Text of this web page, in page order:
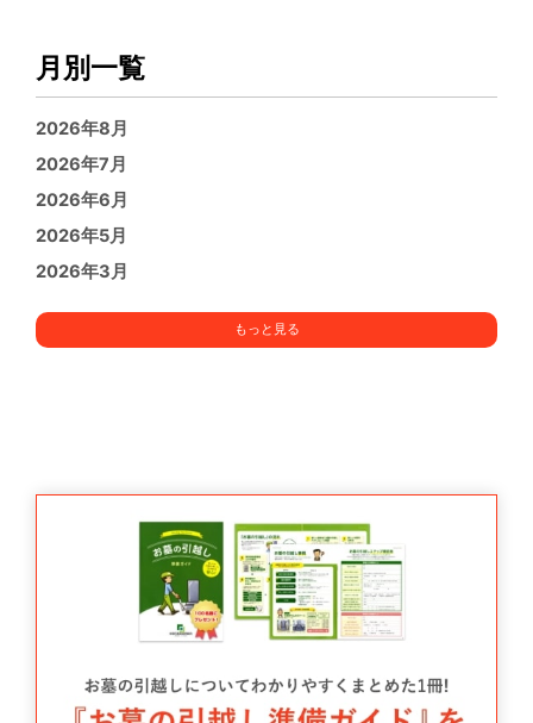
月別一覧
2026年8月
2026年7月
2026年6月
2026年5月
2026年3月
もっと見る